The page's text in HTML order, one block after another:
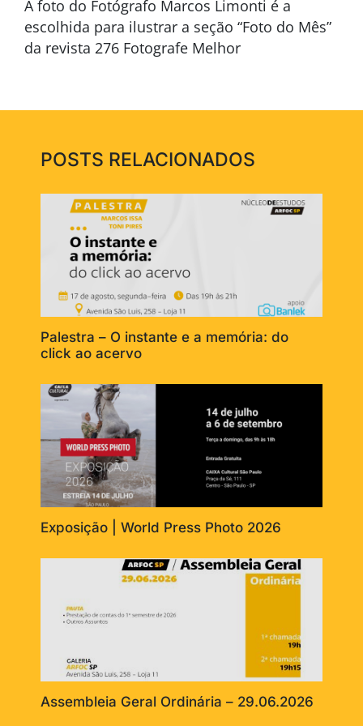
A foto do Fotógrafo Marcos Limonti é a
escolhida para ilustrar a seção “Foto do Mês”
da revista 276 Fotografe Melhor
POSTS RELACIONADOS
Palestra – O instante e a memória: do
click ao acervo
Exposição | World Press Photo 2026
Assembleia Geral Ordinária – 29.06.2026